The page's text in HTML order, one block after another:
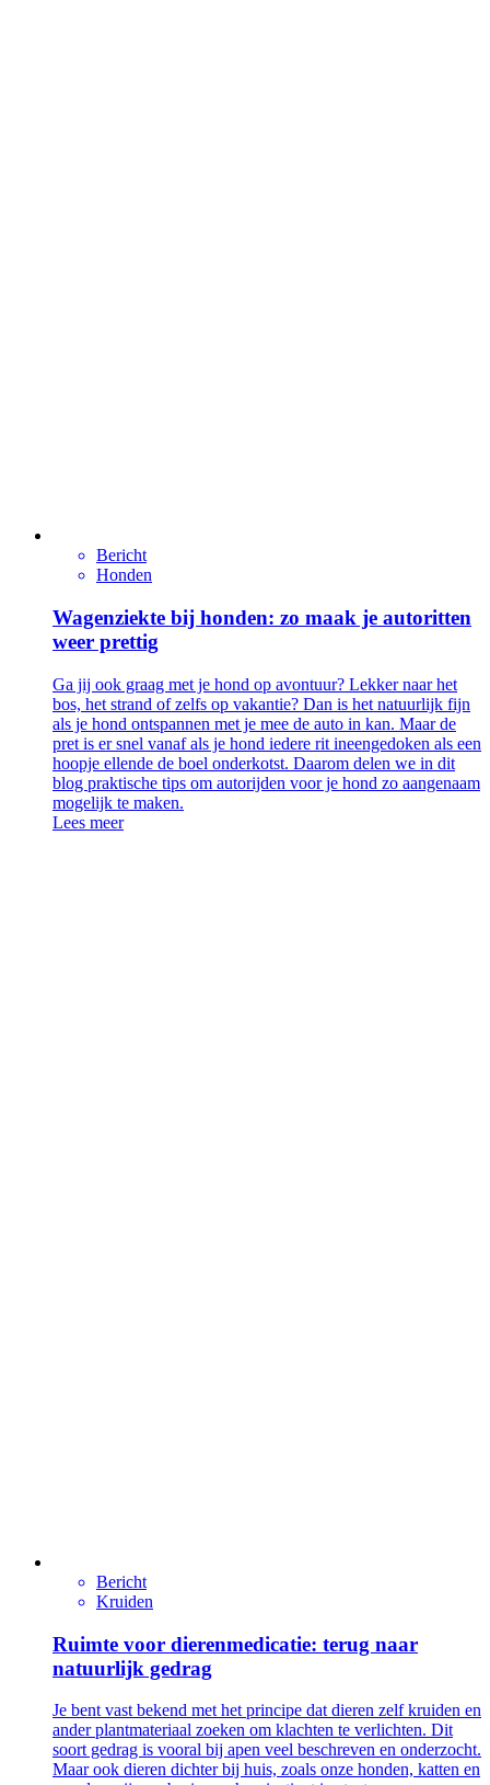
Bericht
Honden
Wagenziekte bij honden: zo maak je autoritten
weer prettig
Ga jij ook graag met je hond op avontuur? Lekker naar het
bos, het strand of zelfs op vakantie? Dan is het natuurlijk fijn
als je hond ontspannen met je mee de auto in kan. Maar de
pret is er snel vanaf als je hond iedere rit ineengedoken als een
hoopje ellende de boel onderkotst. Daarom delen we in dit
blog praktische tips om autorijden voor je hond zo aangenaam
mogelijk te maken.
Lees meer
Bericht
Kruiden
Ruimte voor dierenmedicatie: terug naar
natuurlijk gedrag
Je bent vast bekend met het principe dat dieren zelf kruiden en
ander plantmateriaal zoeken om klachten te verlichten. Dit
soort gedrag is vooral bij apen veel beschreven en onderzocht.
Maar ook dieren dichter bij huis, zoals onze honden, katten en